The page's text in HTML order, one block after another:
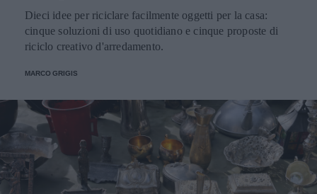
Dieci idee per riciclare facilmente oggetti per la casa:
cinque soluzioni di uso quotidiano e cinque proposte di
riciclo creativo d'arredamento.
MARCO GRIGIS